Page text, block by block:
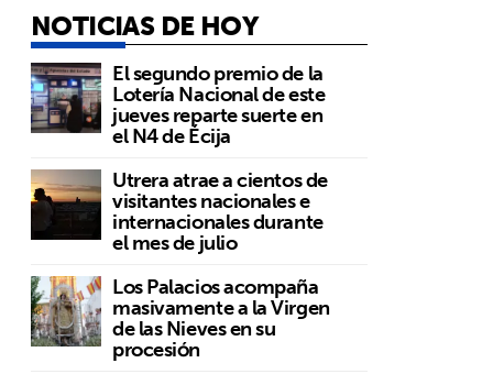
NOTICIAS DE HOY
El segundo premio de la
Lotería Nacional de este
jueves reparte suerte en
el N4 de Écija
Utrera atrae a cientos de
visitantes nacionales e
internacionales durante
el mes de julio
Los Palacios acompaña
masivamente a la Virgen
de las Nieves en su
procesión